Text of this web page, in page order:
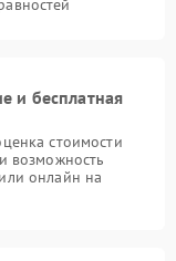
и бесплатная
стоимости
возможность
онлайн на